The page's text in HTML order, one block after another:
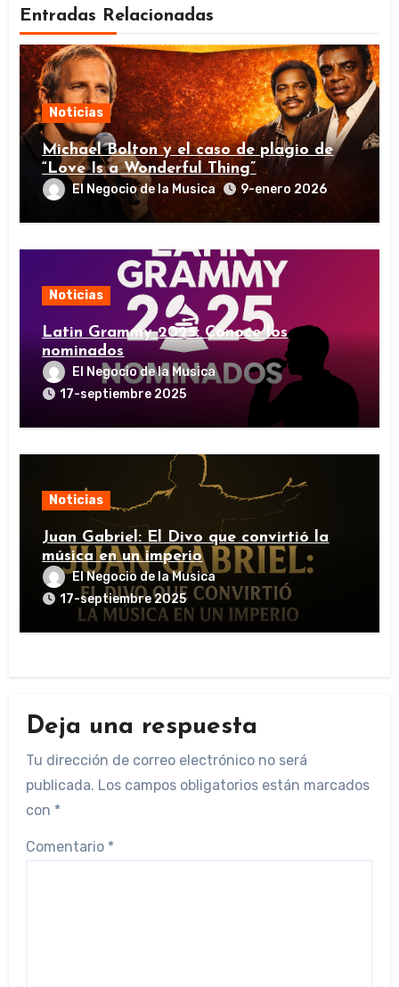
Entradas Relacionadas
Noticias
Michael Bolton y el caso de plagio de
“Love Is a Wonderful Thing”
El Negocio de la Musica 9-enero 2026
Noticias
Latin Grammy 2025: Conoce los
nominados
El Negocio de la Musica
17-septiembre 2025
Noticias
Juan Gabriel: El Divo que convirtió la
música en un imperio
El Negocio de la Musica
17-septiembre 2025
Deja una respuesta
Tu dirección de correo electrónico no será
publicada. Los campos obligatorios están marcados
con *
Comentario *